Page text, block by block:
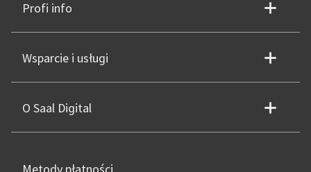
Profi info
Wsparcie i usługi
O Saal Digital